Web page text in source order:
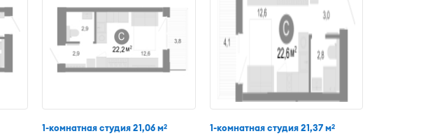
1-комнатная студия 21,06 м2 1-комнатная студия 21,37 м2